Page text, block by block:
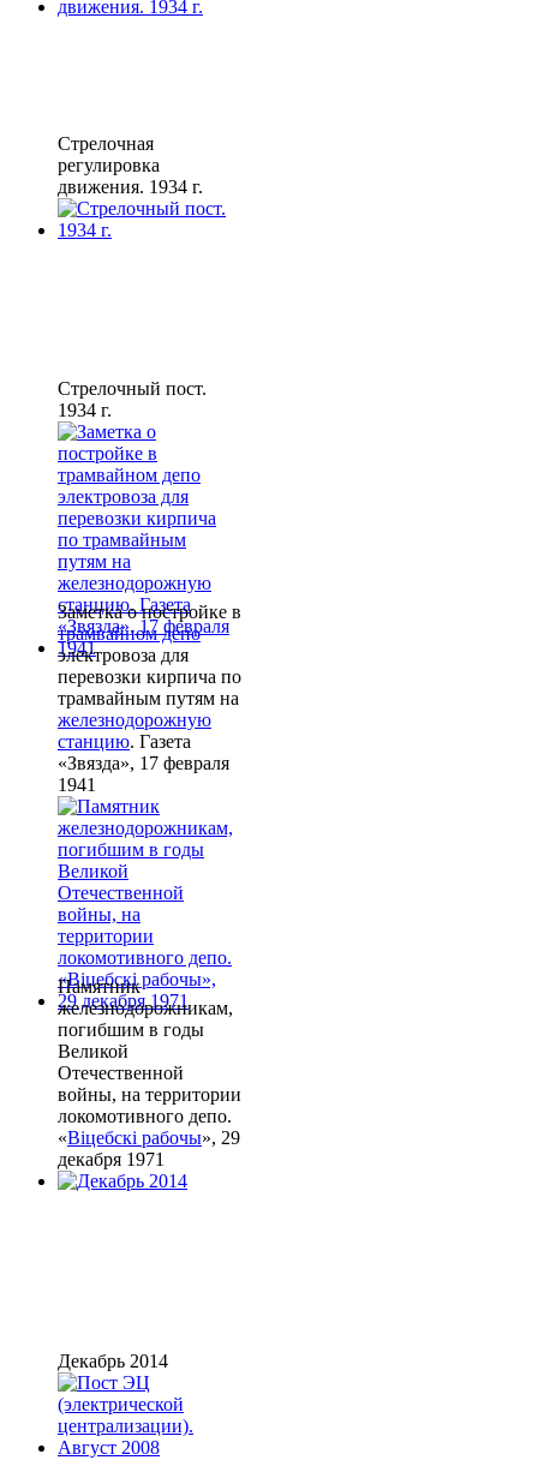
Стрелочная
регулировка
движения. 1934 г.
Стрелочный пост.
1934 г.
Заметка о постройке в
трамвайном депо
электровоза для
перевозки кирпича по
трамвайным путям на
железнодорожную
станцию. Газета
«Звязда», 17 февраля
1941
Памятник
железнодорожникам,
погибшим в годы
Великой
Отечественной
войны, на территории
локомотивного депо.
«Віцебскі рабочы», 29
декабря 1971
Декабрь 2014